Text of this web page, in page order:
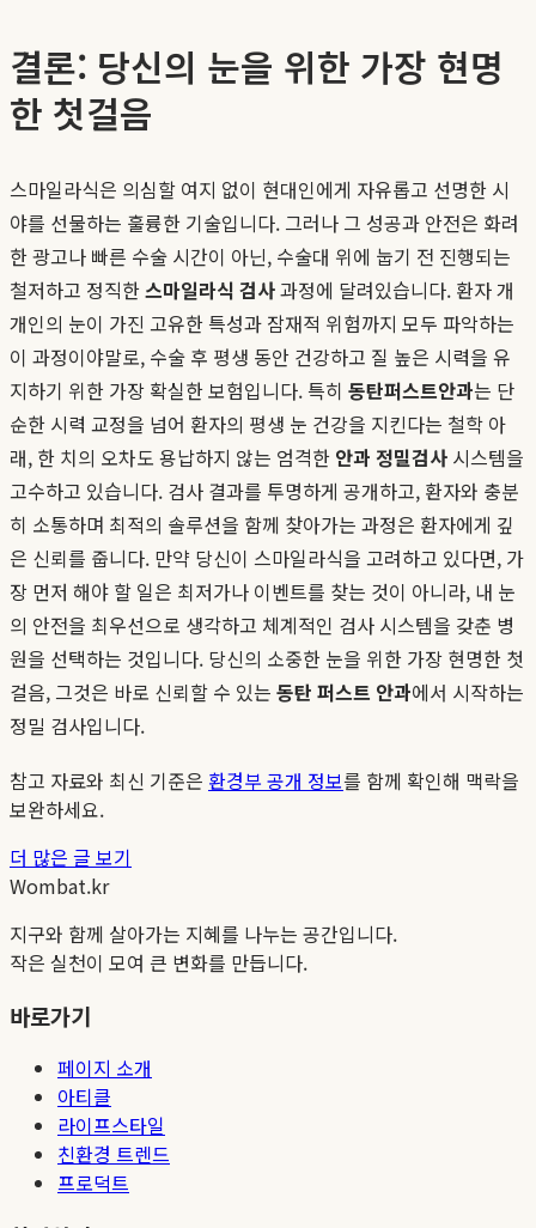
결론: 당신의 눈을 위한 가장 현명
한 첫걸음
스마일라식은 의심할 여지 없이 현대인에게 자유롭고 선명한 시
야를 선물하는 훌륭한 기술입니다. 그러나 그 성공과 안전은 화려
한 광고나 빠른 수술 시간이 아닌, 수술대 위에 눕기 전 진행되는
철저하고 정직한스마일라식 검사과정에 달려있습니다. 환자 개
개인의 눈이 가진 고유한 특성과 잠재적 위험까지 모두 파악하는
이 과정이야말로, 수술 후 평생 동안 건강하고 질 높은 시력을 유
지하기 위한 가장 확실한 보험입니다. 특히 동탄퍼스트안과는 단
순한 시력 교정을 넘어 환자의 평생 눈 건강을 지킨다는 철학 아
래, 한 치의 오차도 용납하지 않는 엄격한 안과 정밀검사 시스템을
고수하고 있습니다. 검사 결과를 투명하게 공개하고, 환자와 충분
히 소통하며 최적의 솔루션을 함께 찾아가는 과정은 환자에게 깊
은 신뢰를 줍니다. 만약 당신이 스마일라식을 고려하고 있다면, 가
장 먼저 해야 할 일은 최저가나 이벤트를 찾는 것이 아니라, 내 눈
의 안전을 최우선으로 생각하고 체계적인 검사 시스템을 갖춘 병
원을 선택하는 것입니다. 당신의 소중한 눈을 위한 가장 현명한 첫
걸음, 그것은 바로 신뢰할 수 있는 동탄 퍼스트 안과에서 시작하는
정밀 검사입니다.
참고 자료와 최신 기준은 환경부 공개 정보를 함께 확인해 맥락을
보완하세요.
더 많은 글 보기
Wombat.kr
지구와 함께 살아가는 지혜를 나누는 공간입니다.
작은 실천이 모여 큰 변화를 만듭니다.
바로가기
페이지 소개
아티클
라이프스타일
친환경 트렌드
프로덕트